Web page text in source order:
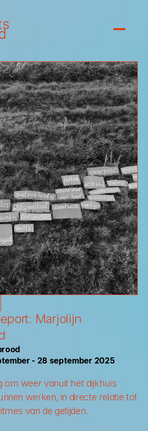
Marjolijn
- 28 september 2025
om weer vanuit het dijkhuis
werken, in directe relatie tot
van de getijden.